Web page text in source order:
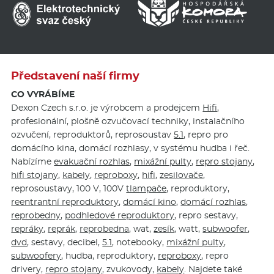
Představení naší firmy
CO VYRÁBÍME
Dexon Czech s.r.o. je výrobcem a prodejcem Hifi,
profesionální, plošně ozvučovací techniky, instalačního
ozvučení, reproduktorů, reprosoustav5.1, repro pro
domácího kina, domácí rozhlasy, v systému hudba i řeč.
Nabízímeevakuační rozhlas, mixážní pulty, repro stojany,
hifi stojany, kabely, reproboxy, hifi,zesilovače,
reprosoustavy, 100 V, 100Vtlampače, reproduktory,
reentrantní reproduktory,domácí kino,domácí rozhlas,
reprobedny, podhledové reproduktory, repro sestavy,
repráky, reprák, reprobedna, wat,zesík, watt,subwoofer,
dvd, sestavy, decibel,5.1, notebooky, mixážní pulty,
subwoofery, hudba, reproduktory, reproboxy, repro
drivery, repro stojany, zvukovody, kabely. Najdete také